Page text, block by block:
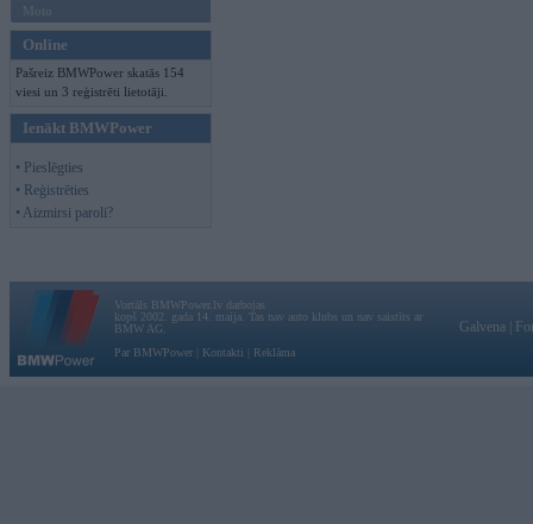
Moto
Online
Pašreiz BMWPower skatās 154
viesi un 3 reģistrēti lietotāji.
Ienākt BMWPower
• Pieslēgties
• Reģistrēties
• Aizmirsi paroli?
Vortāls BMWPower.lv darbojas
kopš 2002. gada 14. maija. Tas nav auto klubs un nav saistīts ar
BMW AG.
Par BMWPower
Kontakti Reklāma
Galvena